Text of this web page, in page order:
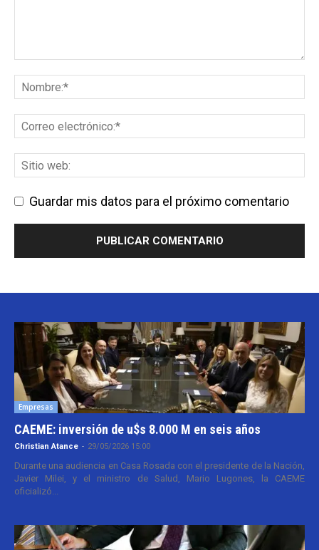
Guardar mis datos para el próximo comentario
Empresas
CAEME: inversión de u$s 8.000 M en seis años
Christian Atance - 29/05/2026 15:00
Durante una audiencia en Casa Rosada con el presidente de la Nación,
Javier Milei, y el ministro de Salud, Mario Lugones, la CAEME
oficializó...